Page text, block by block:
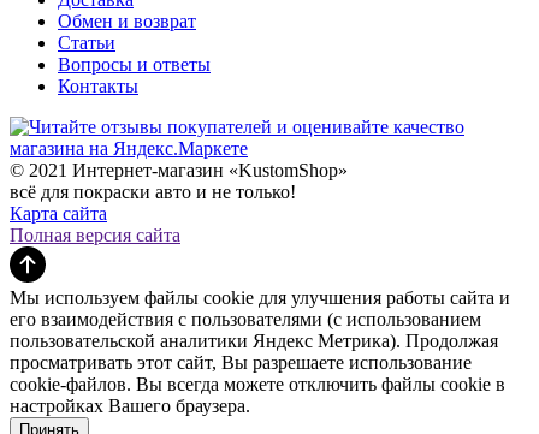
Обмен и возврат
Статьи
Вопросы и ответы
Контакты
© 2021 Интернет-магазин «KustomShop»
всё для покраски авто и не только!
Карта сайта
Полная версия сайта
Мы используем файлы cookie для улучшения работы сайта и
его взаимодействия с пользователями (с использованием
пользовательской аналитики Яндекс Метрика). Продолжая
просматривать этот сайт, Вы разрешаете использование
cookie-файлов. Вы всегда можете отключить файлы cookie в
настройках Вашего браузера.
Принять